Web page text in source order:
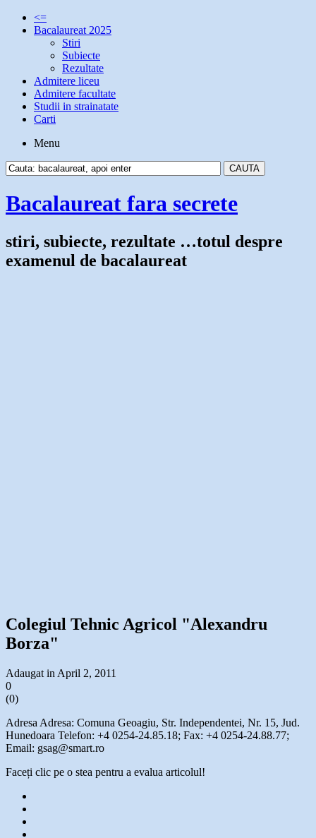
<=
Bacalaureat 2025
Stiri
Subiecte
Rezultate
Admitere liceu
Admitere facultate
Studii in strainatate
Carti
Menu
Bacalaureat fara secrete
stiri, subiecte, rezultate …totul despre
examenul de bacalaureat
Colegiul Tehnic Agricol "Alexandru
Borza"
Adaugat in April 2, 2011
0
(0)
Adresa Adresa: Comuna Geoagiu, Str. Independentei, Nr. 15, Jud.
Hunedoara Telefon: +4 0254-24.85.18; Fax: +4 0254-24.88.77;
Email: gsag@smart.ro
Faceți clic pe o stea pentru a evalua articolul!